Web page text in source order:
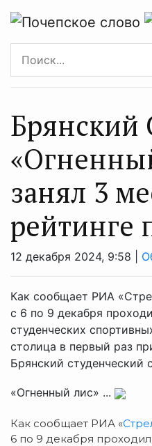
Брянский
занял 3
рейтинге
12 декабря 2024, 9:58 |
Как сообщает РИА
с 6 по 9 декабря
студенческих
столица в первый раз
Брянский студенческий
«Огненный лис» ...
Как сообщает РИА «
6 по 9 декабря